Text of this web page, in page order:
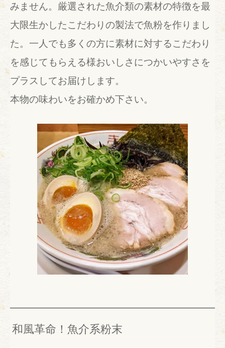
みません。厳選された魚介類の素材の特徴を最
大限生かしたこだわりの製法で魚粉を作りまし
た。一人でも多くの方に素材に対するこだわり
を感じてもらえる様おいしさにつかいやすさを
プラスしてお届けします。
本物の味わいをお確かめ下さい。
和風革命！魚介系粉末